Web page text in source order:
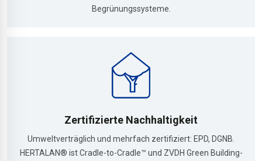
Begrünungssysteme.
Zertifizierte Nachhaltigkeit
Umweltverträglich und mehrfach zertifiziert: EPD, DGNB.
HERTALAN® ist Cradle-to-Cradle™ und ZVDH Green Building-